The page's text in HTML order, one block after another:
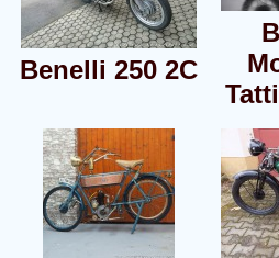
Benelli 250 2C